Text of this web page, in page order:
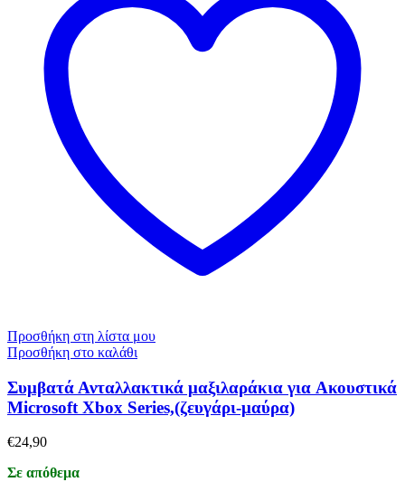
Προσθήκη στη λίστα μου
Προσθήκη στο καλάθι
Συμβατά Ανταλλακτικά μαξιλαράκια για Aκουστικά
Microsoft Xbox Series,(ζευγάρι-μαύρα)
€24,90
Σε απόθεμα